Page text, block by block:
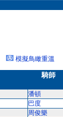
模擬鳥瞰重溫
騎師
潘頓
巴度
周俊樂